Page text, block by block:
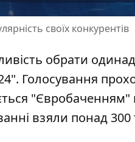
своїх конкурентів
обрати
". Голосування
"Євробаченням"
взяли понад 300